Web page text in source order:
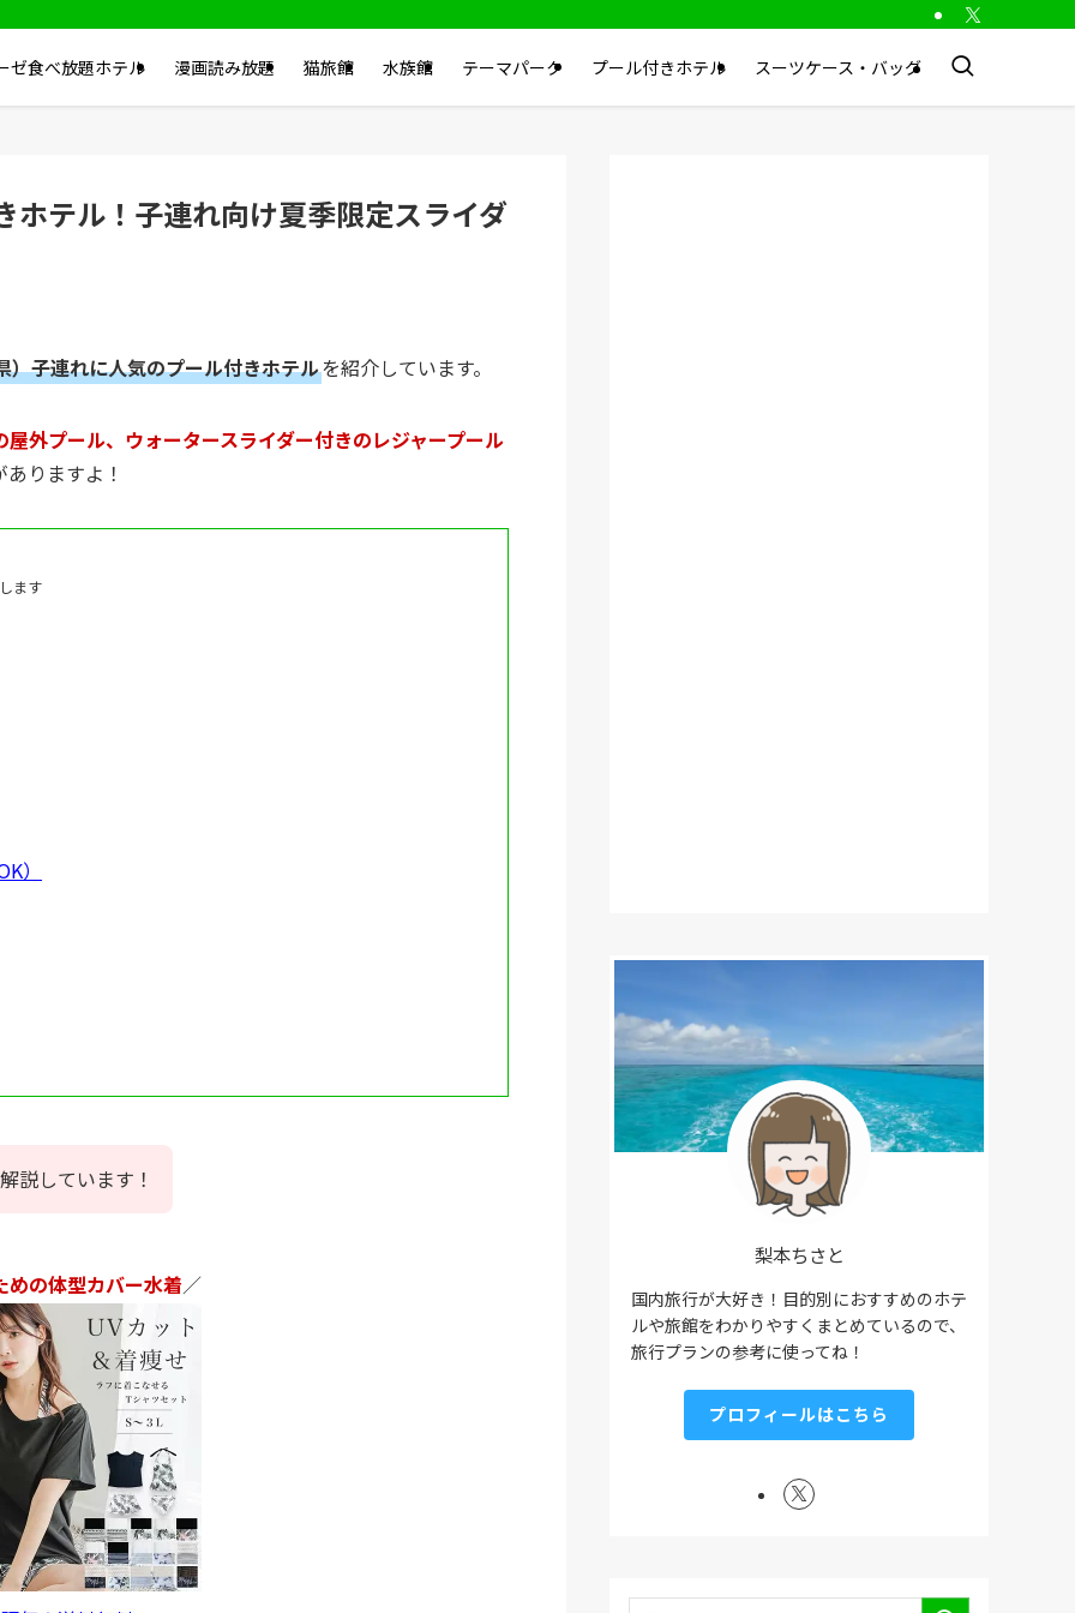
ゼ食べ放題ホテル 漫画読み放題 猫旅館 水族館 テーマパーク プール付きホテル スーツケース・バッグ
ホテル！子連れ向け夏季限定スライダ
子連れに人気のプール付きホテルを紹介しています。
外プール、ウォータースライダー付きのレジャープール
りますよ！
ます
）
説しています！
めの体型カバー水着／
梨本ちさと
国内旅行が大好き！目的別におすすめのホテ
ルや旅館をわかりやすくまとめているので、
旅行プランの参考に使ってね！
プロフィールはこちら